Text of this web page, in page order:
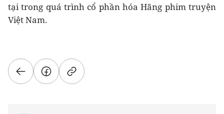
tại trong quá trình cổ phần hóa Hãng phim truyện
Việt Nam.